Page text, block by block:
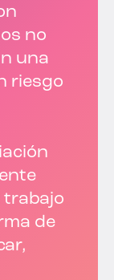
no
una
riesgo
trabajo
de